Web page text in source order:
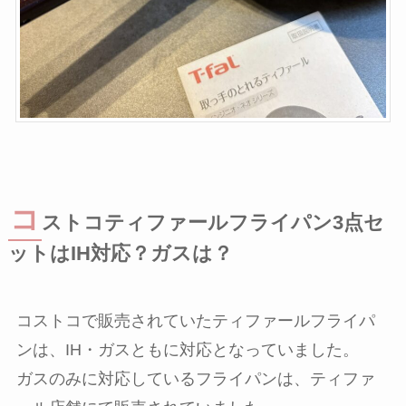
コ ストコティファールフライパン3点セ
ットはIH対応？ガスは？
コストコで販売されていたティファールフライパ
ンは、IH・ガスともに対応となっていました。
ガスのみに対応しているフライパンは、ティファ